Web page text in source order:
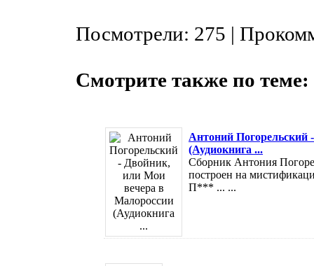
Посмотрели: 275 |
Смотрите также по теме:
Антоний
(Аудиокнига ...
Сборник Антония
построен на
П*** ... ...